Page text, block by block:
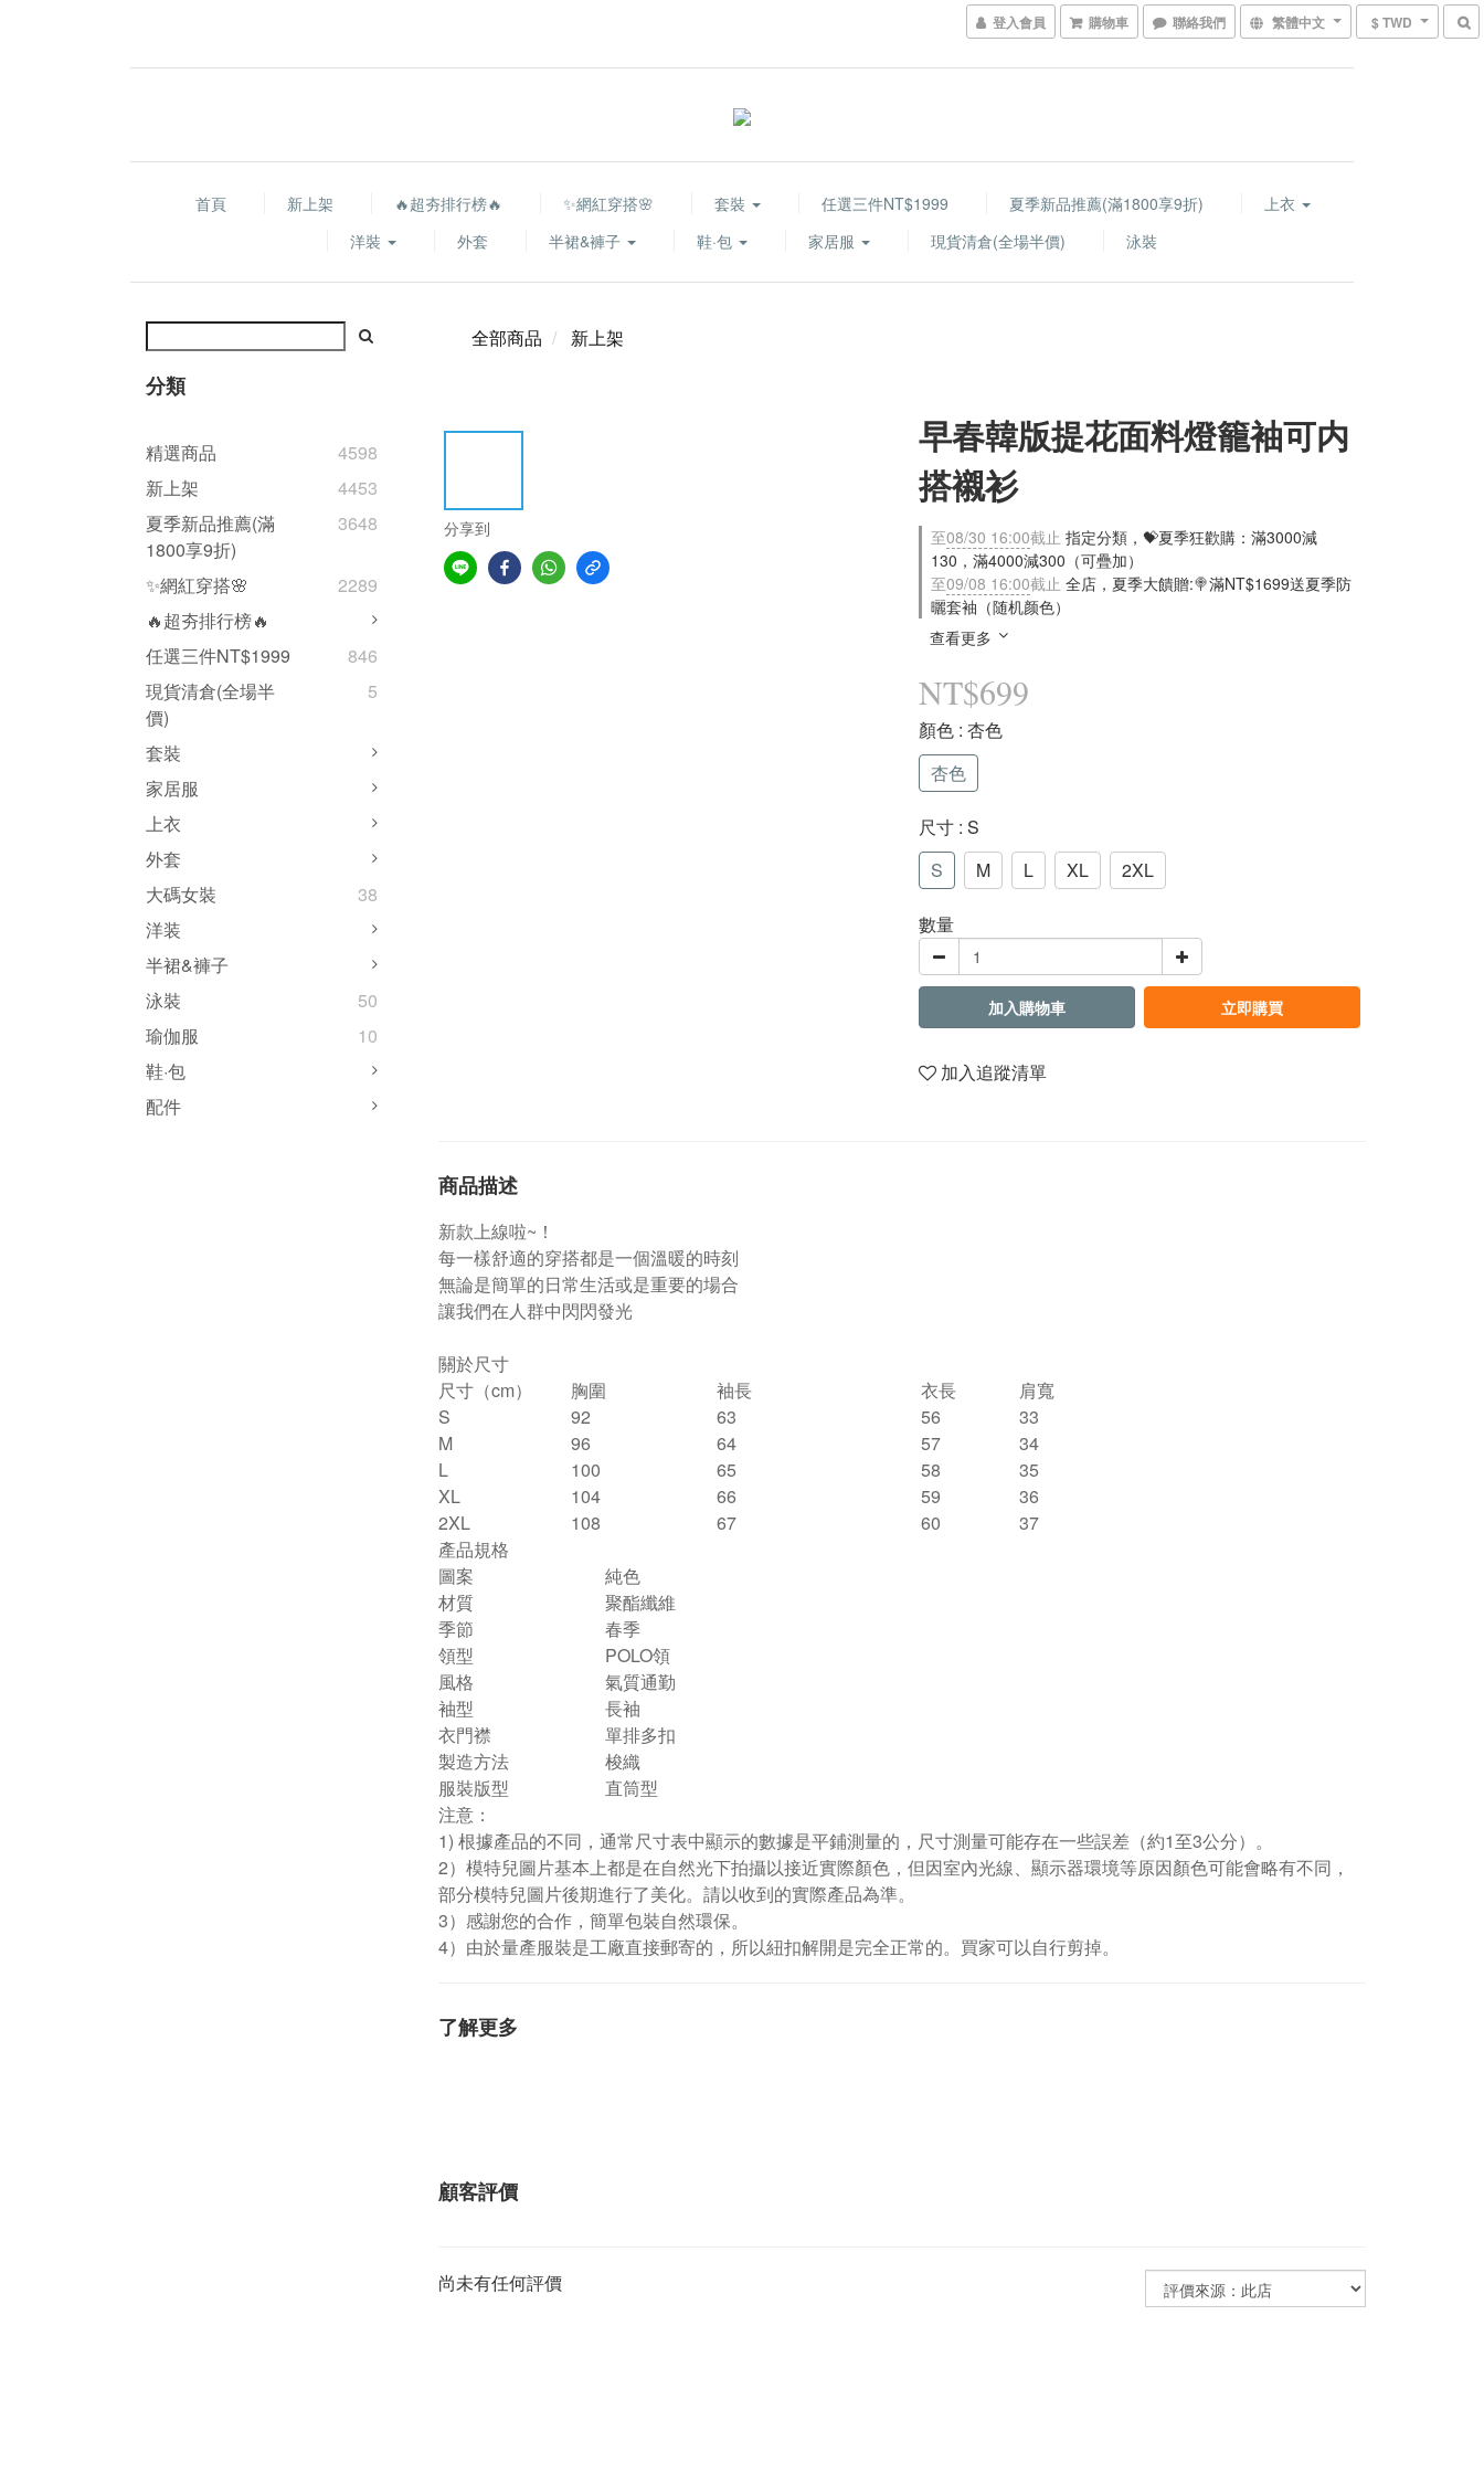
登入會員 購物車 聯絡我們 繁體中文 $ TWD
首頁 新上架 🔥超夯排行榜🔥 ✨網紅穿搭🌸 套裝 任選三件NT$1999 夏季新品推薦(滿1800享9折)
上衣
洋裝
外套 半裙&褲子 鞋·包 家居服 現貨清倉(全場半價) 泳裝
分類
精選商品
4598
新上架
4453
夏季新品推薦(滿
1800享9折)
3648
✨網紅穿搭🌸
2289
🔥超夯排行榜🔥
任選三件NT$1999
846
現貨清倉(全場半
價)
5
套裝
家居服
上衣
外套
大碼女裝
38
洋装
半裙&褲子
泳裝
50
瑜伽服
10
鞋·包
配件
全部商品 新上架
分享到
早春韓版提花面料燈籠袖可内
搭襯衫
至08/30 16:00截止 指定分類，💝夏季狂歡購：滿3000減
130，滿4000減300（可疊加）
至09/08 16:00截止 全店，夏季大饋贈:🍭滿NT$1699送夏季防
曬套袖（随机颜色）
查看更多
NT$699
顏色 : 杏色
杏色
尺寸 : S
S
M L XL 2XL
數量
加入購物車 立即購買
加入追蹤清單
商品描述
新款上線啦~！
每一樣舒適的穿搭都是一個溫暖的時刻
無論是簡單的日常生活或是重要的場合
讓我們在人群中閃閃發光
關於尺寸
尺寸（cm）
胸圍 袖長 衣長
肩寬
S
92 63 56
33
M
96 64 57
34
L
100 65 58
35
XL
104 66 59
36
2XL
108 67 60
37
產品規格
圖案
純色
材質
聚酯纖維
季節
春季
領型
POLO領
風格
氣質通勤
袖型
長袖
衣門襟
單排多扣
製造方法
梭織
服裝版型
直筒型
注意：
1) 根據產品的不同，通常尺寸表中顯示的數據是平鋪測量的，尺寸測量可能存在一些誤差（約1至3公分）。
2）模特兒圖片基本上都是在自然光下拍攝以接近實際顏色，但因室內光線、顯示器環境等原因顏色可能會略有不同，
部分模特兒圖片後期進行了美化。請以收到的實際產品為準。
3）感謝您的合作，簡單包裝自然環保。
4）由於量產服裝是工廠直接郵寄的，所以紐扣解開是完全正常的。買家可以自行剪掉。
了解更多
顧客評價
尚未有任何評價